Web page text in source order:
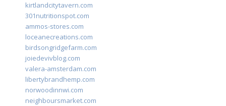
kirtlandcitytavern.com
301nutritionspot.com
ammos-stores.com
loceanecreations.com
birdsongridgefarm.com
joiedevivblog.com
valera-amsterdam.com
libertybrandhemp.com
norwoodinnwi.com
neighboursmarket.com